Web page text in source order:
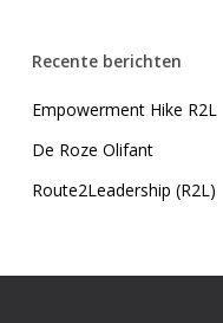
Recente berichten
Empowerment Hike R2L
De Roze Olifant
Route2Leadership (R2L)